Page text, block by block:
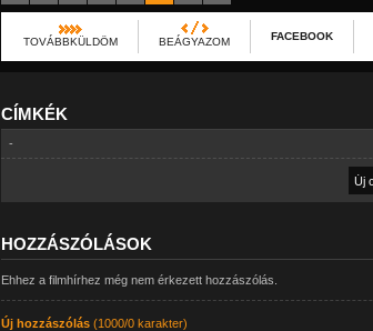
TOVÁBBKÜLDÖM BEÁGYAZOM FACEBOOK
CÍMKÉK
-
HOZZÁSZÓLÁSOK
Ehhez a filmhírhez még nem érkezett hozzászólás.
Új hozzászólás(1000/0 karakter)